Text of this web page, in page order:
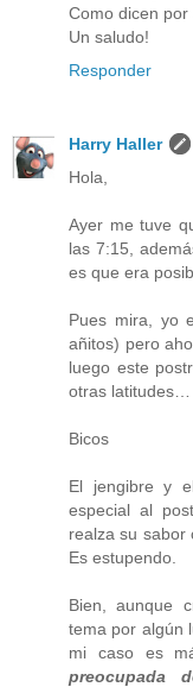
Como dicen por
Un saludo!
Responder
Harry Haller
Hola,
Ayer me tuve
las 7:15,
es que era
Pues mira, yo
añitos) pero
luego este
otras latitudes…
Bicos
El jengibre y
especial al
realza su sabor
Es estupendo.
Bien, aunque
tema por algún
mi caso es
preocupada